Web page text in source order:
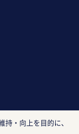
持・向上を目的に、